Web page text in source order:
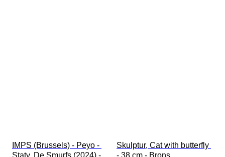
IMPS (Brussels) - Peyo -
Skulptur, Cat with butterfly